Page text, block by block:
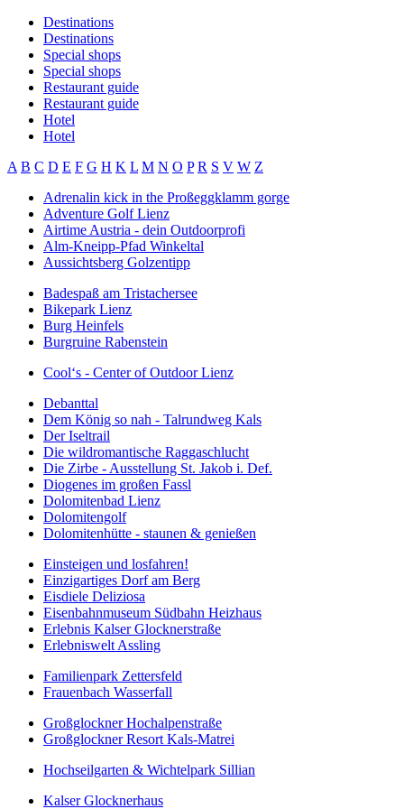
Destinations
Destinations
Special shops
Special shops
Restaurant guide
Restaurant guide
Hotel
Hotel
A B C D E F G H K L M N O P R S V W Z
Adrenalin kick in the Proßeggklamm gorge
Adventure Golf Lienz
Airtime Austria - dein Outdoorprofi
Alm-Kneipp-Pfad Winkeltal
Aussichtsberg Golzentipp
Badespaß am Tristachersee
Bikepark Lienz
Burg Heinfels
Burgruine Rabenstein
Cool‘s - Center of Outdoor Lienz
Debanttal
Dem König so nah - Talrundweg Kals
Der Iseltrail
Die wildromantische Raggaschlucht
Die Zirbe - Ausstellung St. Jakob i. Def.
Diogenes im großen Fassl
Dolomitenbad Lienz
Dolomitengolf
Dolomitenhütte - staunen & genießen
Einsteigen und losfahren!
Einzigartiges Dorf am Berg
Eisdiele Deliziosa
Eisenbahnmuseum Südbahn Heizhaus
Erlebnis Kalser Glocknerstraße
Erlebniswelt Assling
Familienpark Zettersfeld
Frauenbach Wasserfall
Großglockner Hochalpenstraße
Großglockner Resort Kals-Matrei
Hochseilgarten & Wichtelpark Sillian
Kalser Glocknerhaus